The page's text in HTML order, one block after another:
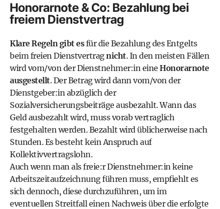
Honorarnote & Co: Bezahlung bei
freiem Dienstvertrag
Klare Regeln gibt esfür die Bezahlung des Entgelts
beim freien Dienstvertragnicht. In den meisten Fällen
wird vom/von der Dienstnehmer:in eine Honorarnote
ausgestellt. Der Betrag wird dann vom/von der
Dienstgeber:in abzüglich der
Sozialversicherungsbeiträge ausbezahlt. Wann das
Geld ausbezahlt wird, muss vorab vertraglich
festgehalten werden. Bezahlt wird üblicherweise nach
Stunden. Es besteht kein Anspruch auf
Kollektivvertragslohn.
Auch wenn man als freie:r Dienstnehmer:in keine
Arbeitszeitaufzeichnung führen muss, empfiehlt es
sich dennoch, diese durchzuführen, um im
eventuellen Streitfall einen Nachweis über die erfolgte